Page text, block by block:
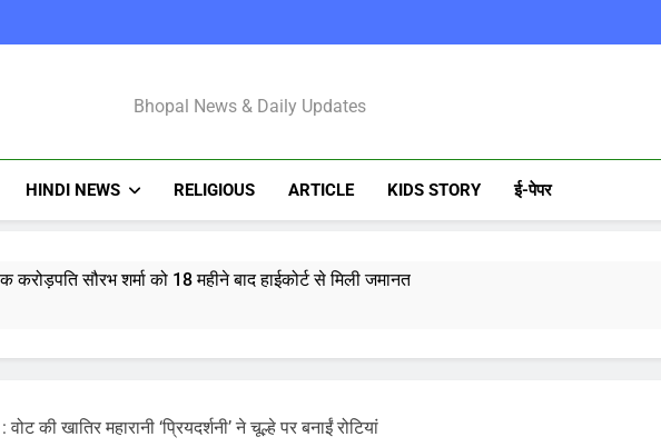
Bhopal Latest News In
Bhopal News & Daily Updates
HINDI NEWS RELIGIOUS ARTICLE KIDS STORY ई-पेपर
करोड़पति सौरभ शर्मा को 18 महीने बाद हाईकोर्ट से मिली जमानत
खातिर महारानी ‘प्रियदर्शनी’ ने चूल्हे पर बनाईं रोटियां